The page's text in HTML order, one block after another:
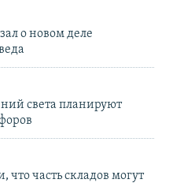
о новом деле
света планируют
часть складов могут